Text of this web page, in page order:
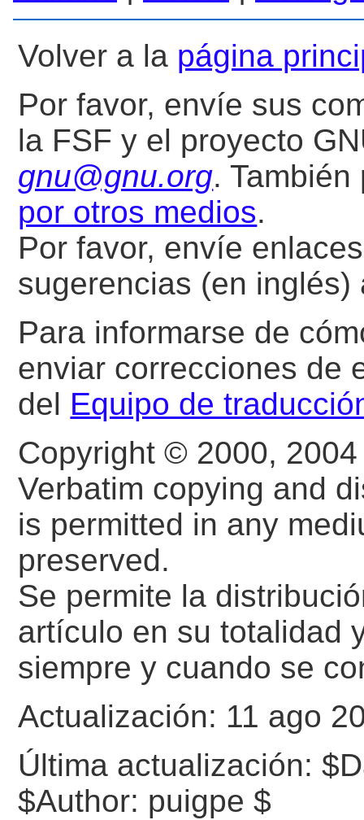
Volver a la página
Por favor, envíe sus
la FSF y el proyecto
gnu@gnu.org.
por otros medios.
Por favor, envíe
sugerencias (en
Para informarse de
enviar correcciones de
del Equipo de
Copyright © 2000,
Verbatim copying and
is permitted in any
preserved.
Se permite la
artículo en su totalidad
siempre y cuando se
Actualización: 11 ago
Última actualización:
$Author: puigpe $